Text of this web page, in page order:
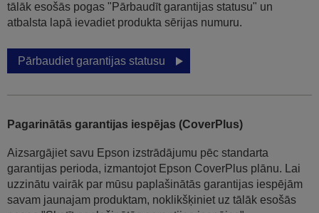
tālāk esošās pogas "Pārbaudīt garantijas statusu" un
atbalsta lapā ievadiet produkta sērijas numuru.
Pārbaudiet garantijas statusu
Pagarinātās garantijas iespējas (CoverPlus)
Aizsargājiet savu Epson izstrādājumu pēc standarta
garantijas perioda, izmantojot Epson CoverPlus plānu. Lai
uzzinātu vairāk par mūsu paplašinātās garantijas iespējām
savam jaunajam produktam, noklikšķiniet uz tālāk esošās